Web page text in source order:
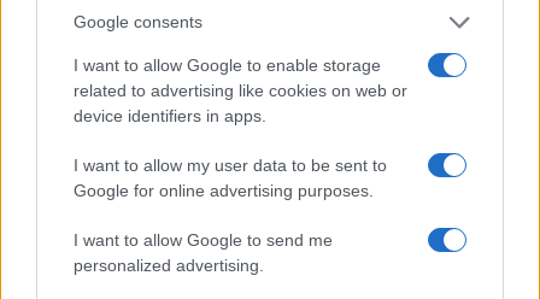
Google consents
I want to allow Google to enable storage
related to advertising like cookies on web or
device identifiers in apps.
I want to allow my user data to be sent to
Google for online advertising purposes.
I want to allow Google to send me
personalized advertising.
violenza sessuale da parte delle forze ucrain
Era una fake news? No. Eppure è bastato mettere
in dubbio la moralità dei soldati ucraini per finire
in quella sorta di elenco dei cattivoni.
Bene. Il tempo è galantuomo. E infatti oggi
“Abbiamo ricevuto denunce diviolenze sessuali
avvenute tra le fila delle forze ucraine